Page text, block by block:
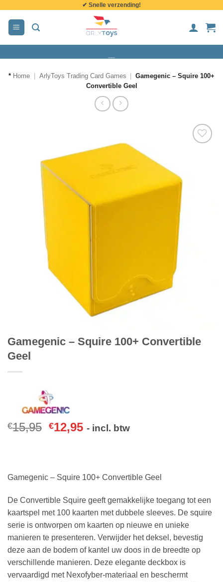
inhoud
✔ Snelle verzending!
* Home ArlyToys Trading Card Games
Gamegenic – Squire 100+
Convertible Geel
Gamegenic – Squire 100+ Convertible
Geel
€15,95 €12,95 - incl. btw
Gamegenic – Squire 100+ Convertible Geel
De Convertible Squire geeft gemakkelijke toegang tot een
kaartspel met 100 kaarten met dubbele sleeves. De squire
serie is ontworpen om kaarten op nieuwe en unieke
manieren te presenteren. Verwijder het deksel, bevestig
deze aan de bodem of kantel uw doos in de breedte op
verschillende manieren. Deze elegante deckbox is
vervaardigd met Nexofyber-materiaal en beschermt